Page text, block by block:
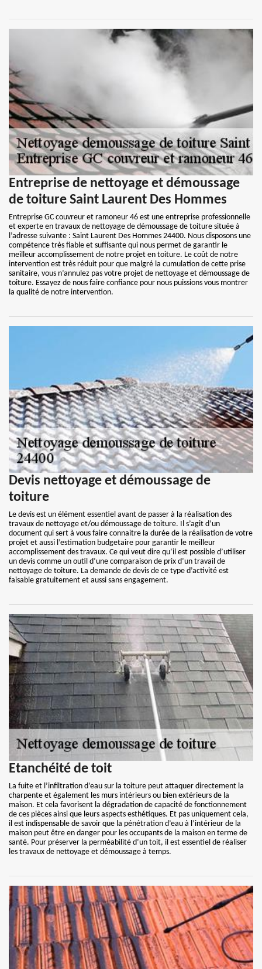
Entreprise de nettoyage et démoussage
de toiture Saint Laurent Des Hommes
Entreprise GC couvreur et ramoneur 46 est une entreprise professionnelle
et experte en travaux de nettoyage de démoussage de toiture située à
l’adresse suivante : Saint Laurent Des Hommes 24400. Nous disposons une
compétence très fiable et suffisante qui nous permet de garantir le
meilleur accomplissement de notre projet en toiture. Le coût de notre
intervention est très réduit pour que malgré la cumulation de cette prise
sanitaire, vous n’annulez pas votre projet de nettoyage et démoussage de
toiture. Essayez de nous faire confiance pour nous puissions vous montrer
la qualité de notre intervention.
Devis nettoyage et démoussage de
toiture
Le devis est un élément essentiel avant de passer à la réalisation des
travaux de nettoyage et/ou démoussage de toiture. Il s’agit d’un
document qui sert à vous faire connaitre la durée de la réalisation de votre
projet et aussi l’estimation budgetaire pour garantir le meilleur
accomplissement des travaux. Ce qui veut dire qu’il est possible d’utiliser
un devis comme un outil d’une comparaison de prix d’un travail de
nettoyage de toiture. La demande de devis de ce type d’activité est
faisable gratuitement et aussi sans engagement.
Etanchéité de toit
La fuite et l’infiltration d’eau sur la toiture peut attaquer directement la
charpente et également les murs intérieurs ou bien extérieurs de la
maison. Et cela favorisent la dégradation de capacité de fonctionnement
de ces pièces ainsi que leurs aspects esthétiques. Et pas uniquement cela,
il est indispensable de savoir que la pénétration d’eau à l’intérieur de la
maison peut être en danger pour les occupants de la maison en terme de
santé. Pour préserver la perméabilité d’un toit, il est essentiel de réaliser
les travaux de nettoyage et démoussage à temps.